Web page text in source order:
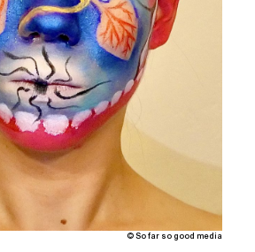
© So far so good media